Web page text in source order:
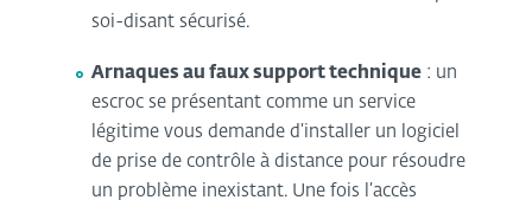
soi-disant sécurisé.
Arnaques au faux support technique : un
escroc se présentant comme un service
légitime vous demande d’installer un logiciel
de prise de contrôle à distance pour résoudre
un problème inexistant. Une fois l’accès